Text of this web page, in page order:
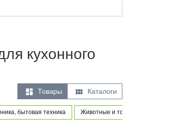
кухонного
 Товары  Каталоги
бытовая техника Животные и товары для питомцев